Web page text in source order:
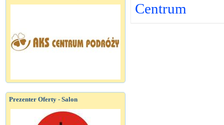
Prezenter Oferty - Salon
Centrum